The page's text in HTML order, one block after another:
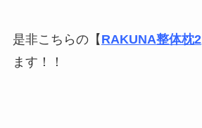
是非こちらの【 RAKUNA整体枕2
ます！！